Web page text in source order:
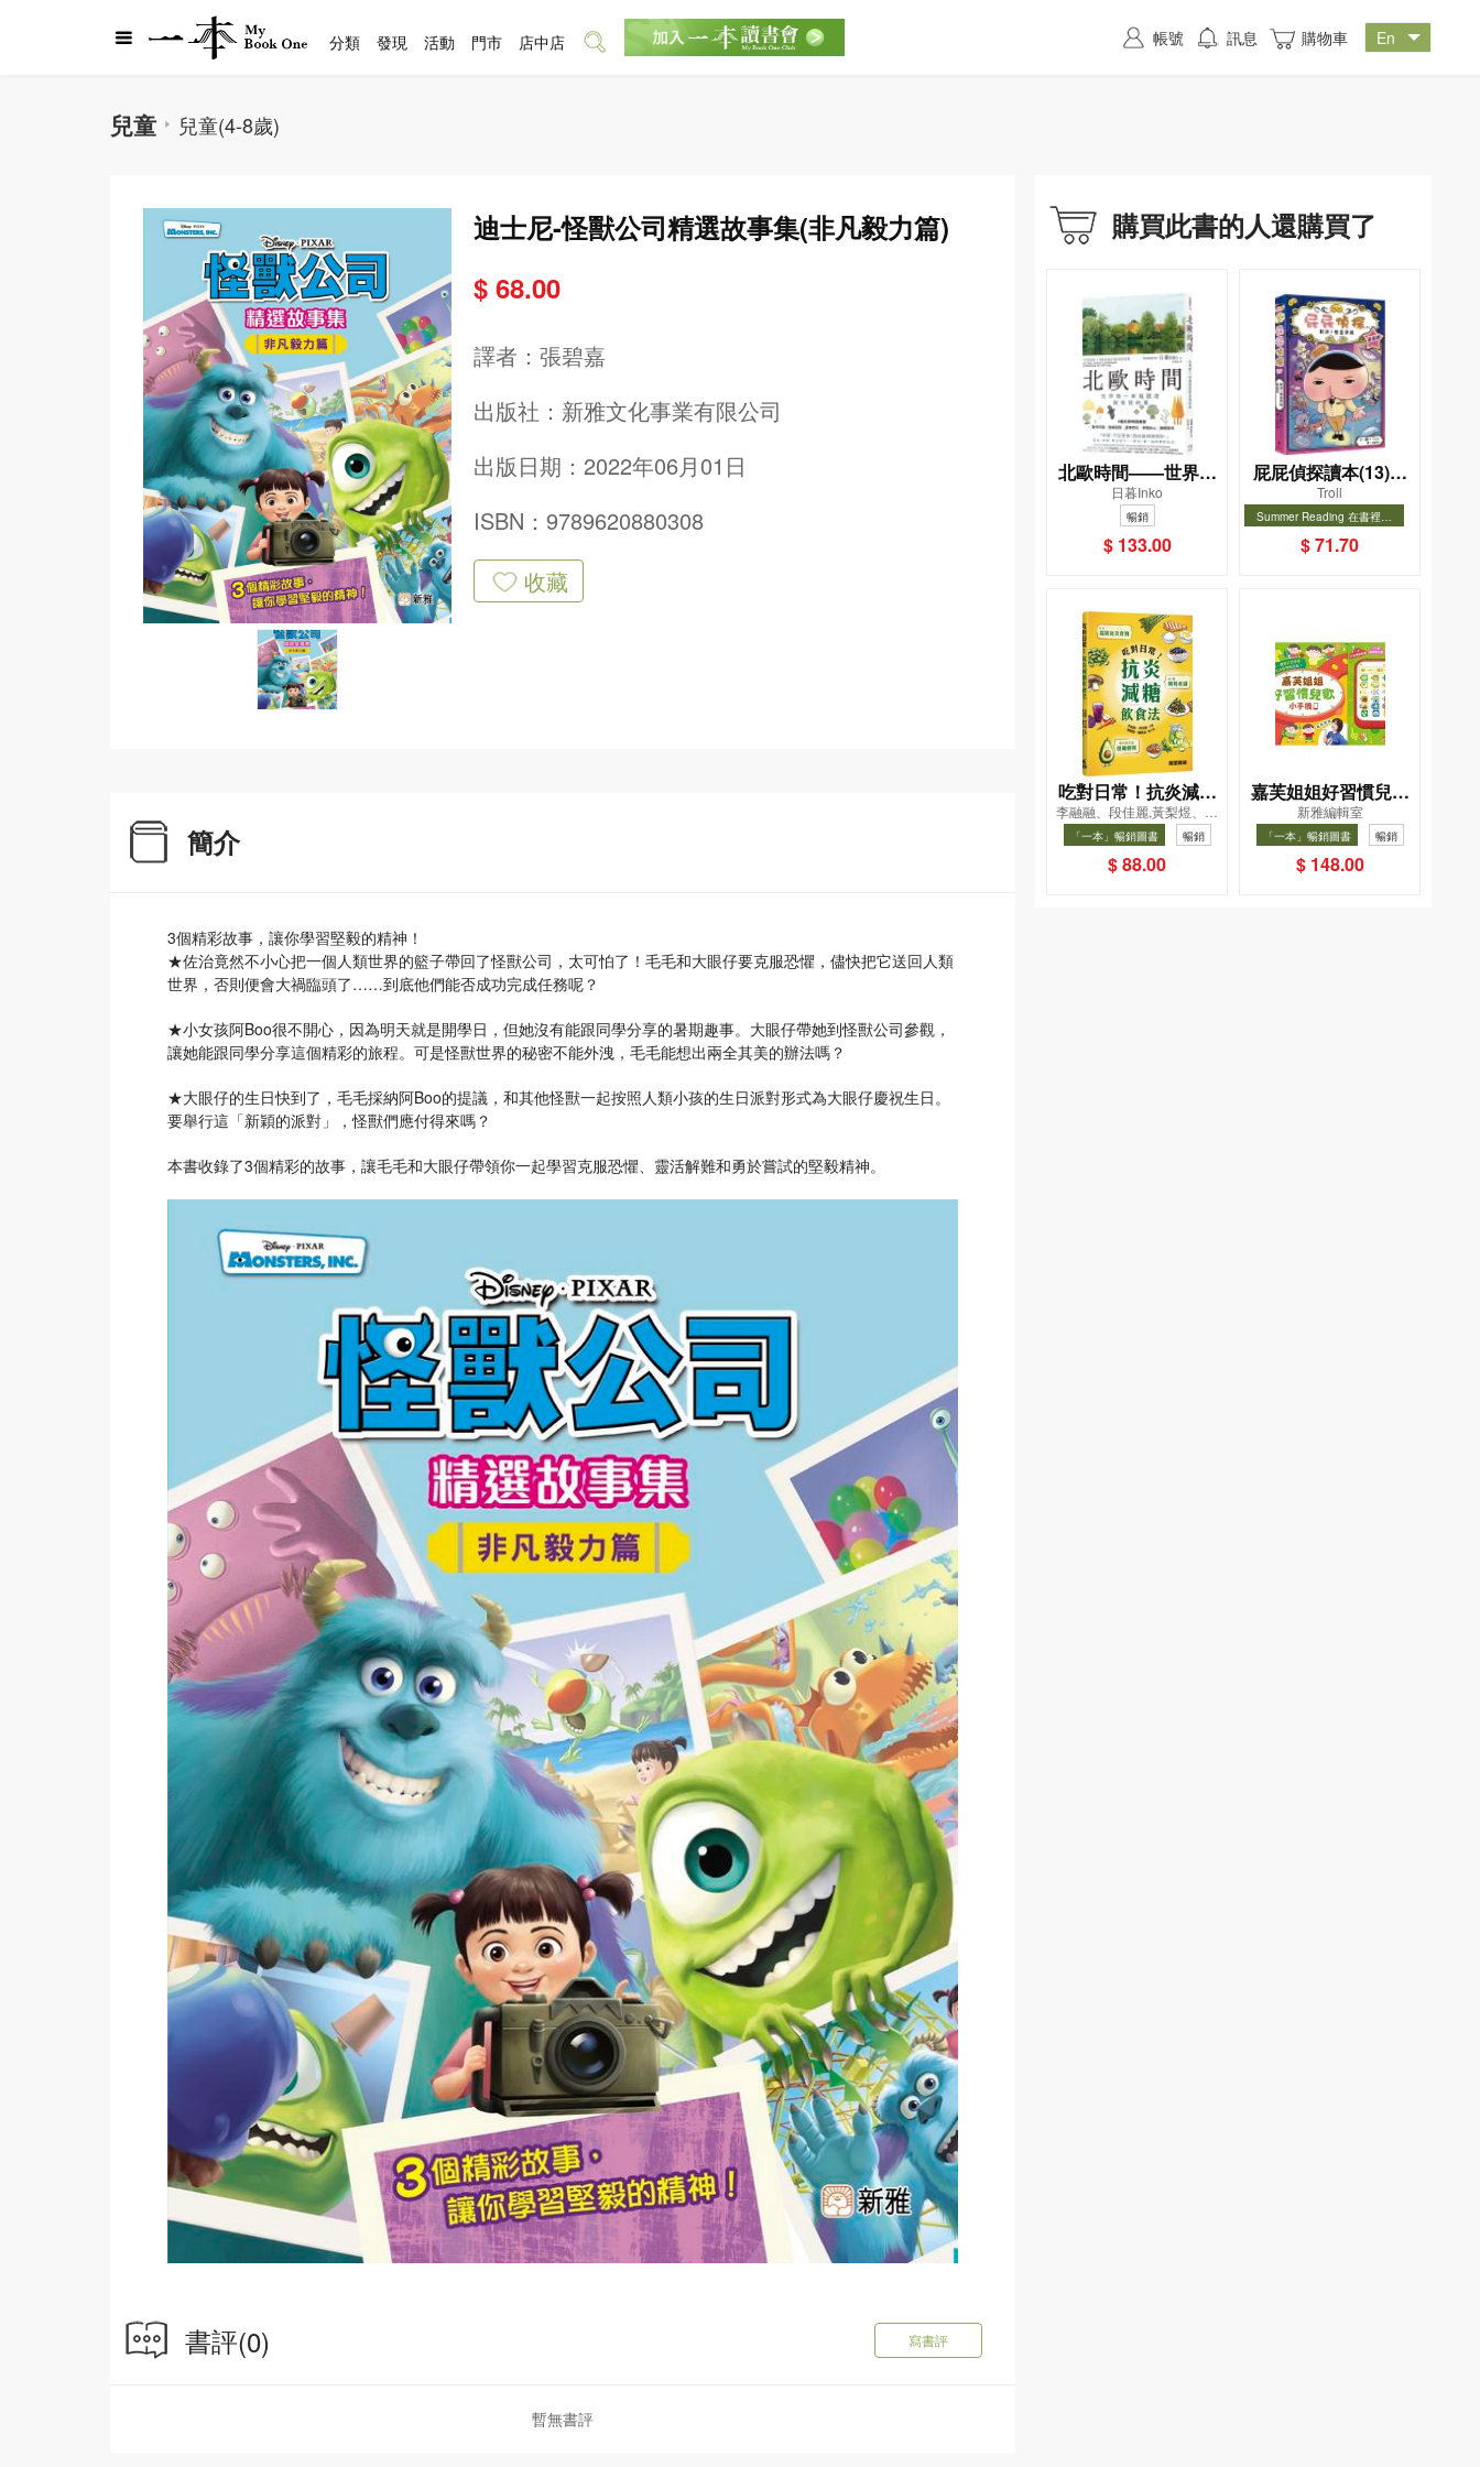
兒童 兒童(4-8歲)
迪士尼-怪獸公司精選故事集(非凡毅力篇)
$ 68.00
譯者： 張碧嘉
出版社： 新雅文化事業有限公司
出版日期：2022年06月01日
ISBN：9789620880308
收藏
簡介
3個精彩故事，讓你學習堅毅的精神！
★佐治竟然不小心把一個人類世界的籃子帶回了怪獸公司，太可怕了！毛毛和大眼仔要克服恐懼，儘快把它送回人類
世界，否則便會大禍臨頭了……到底他們能否成功完成任務呢？
★小女孩阿Boo很不開心，因為明天就是開學日，但她沒有能跟同學分享的暑期趣事。大眼仔帶她到怪獸公司參觀，
讓她能跟同學分享這個精彩的旅程。可是怪獸世界的秘密不能外洩，毛毛能想出兩全其美的辦法嗎？
★大眼仔的生日快到了，毛毛採納阿Boo的提議，和其他怪獸一起按照人類小孩的生日派對形式為大眼仔慶祝生日。
要舉行這「新穎的派對」，怪獸們應付得來嗎？
本書收錄了3個精彩的故事，讓毛毛和大眼仔帶領你一起學習克服恐懼、靈活解難和勇於嘗試的堅毅精神。
書評(0) 寫書評
暫無書評
購買此書的人還購買了
北歐時間——世界第
一幸福國度教會我的
事
日暮Inko
暢銷
$ 133.00
屁屁偵探讀本(13)－
－對決！怪盜學院
（星星篇）
Troll
Summer Reading 在書裡度
選圖書67折
暢銷
$ 71.70
吃對日常！抗炎減糖
飲食法
李融融、段佳麗,黃梨煜、顧
凱辰
「一本」暢銷圖書 暢銷
$ 88.00
嘉芙姐姐好習慣兒歌
小手機
新雅編輯室
「一本」暢銷圖書 暢銷
$ 148.00
分類 發現 活動 門市 店中店 帳號 訊息 購物車